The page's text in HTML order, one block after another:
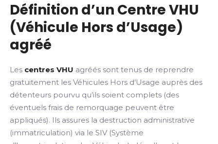
Définition d’un Centre VHU
(Véhicule Hors d’Usage)
agréé
Les centres VHU agréés sont tenus de reprendre
gratuitement les Véhicules Hors d’Usage auprès des
détenteurs pourvu qu’ils soient complets (des
éventuels frais de remorquage peuvent être
appliqués). Ils assures la destruction administrative
(immatriculation) via le SIV (Système